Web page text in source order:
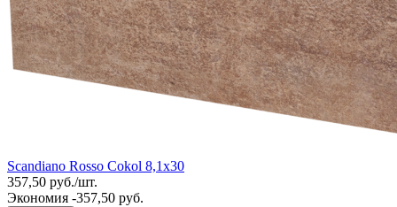
Scandiano Rosso Cokol 8,1x30
357,50 руб./шт.
Экономия -357,50 руб.